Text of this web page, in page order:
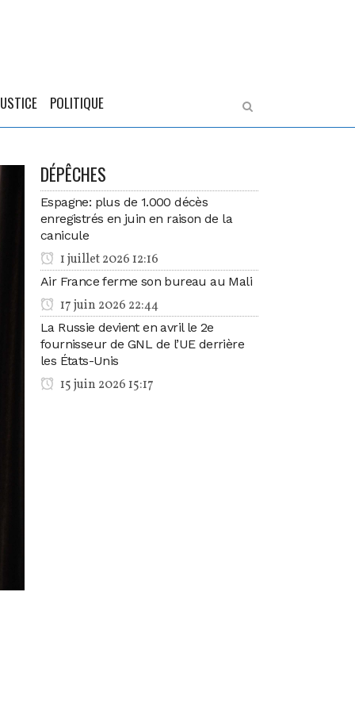
POLITIQUE
DÉPÊCHES
Espagne: plus de 1.000 décès
enregistrés en juin en raison de la
canicule
1 juillet 2026 12:16
Air France ferme son bureau au Mali
17 juin 2026 22:44
La Russie devient en avril le 2e
fournisseur de GNL de l’UE derrière
les États-Unis
15 juin 2026 15:17